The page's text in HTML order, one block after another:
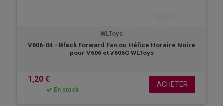
WLToys
V606-04 - Black Forward Fan ou Hélice Horaire Noire
pour V606 et V606C WLToys
1,20 €
En stock
ACHETER